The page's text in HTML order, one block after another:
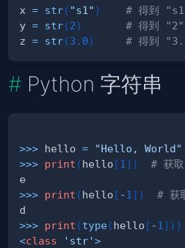
x = str( "s1" )
# 得到
y = str(2)
# 得到 "2"
z = str(3.0) # 得到
Python 字符串
>>> hello =
"Hello, World"
>>> print ( hello [1] )
# 获取
>>> print ( hello [ -1] )
# 获
>>> print (type( hello [ -1] ) )
<class 'str'>